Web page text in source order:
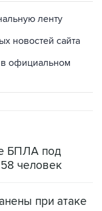
ленту
новостей сайта
в официальном
БПЛА под
человек
при атаке